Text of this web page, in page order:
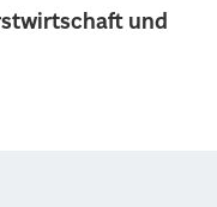
und